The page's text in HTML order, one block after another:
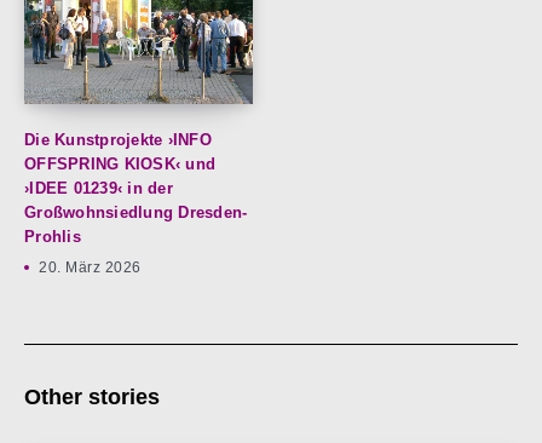
Die Kunstprojekte ›INFO
OFFSPRING KIOSK‹ und
›IDEE 01239‹ in der
Großwohnsiedlung Dresden-
Prohlis
20. März 2026
Other stories